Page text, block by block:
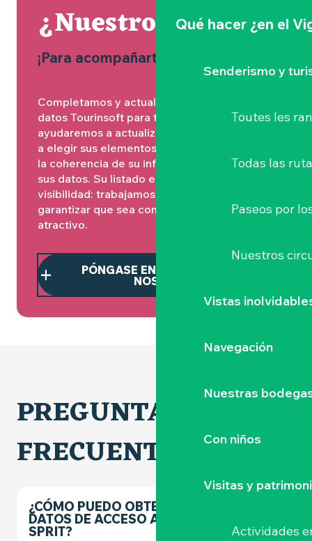
Qué hacer ¿en el
Senderismo y
Toutes les
Todas las
Paseos por
Nuestros
Vistas
Navegación
Nuestras
Con niños
Visitas y
Actividades
¿Nuestro papel?
¡Para acompañarte!
Completamos y actualizamos la base de
datos Tourinsoft para todo el destino. Le
ayudaremos a actualizar su listado e-SPRIT,
a elegir sus elementos visuales, a garantizar
la coherencia de su información y a distribuir
sus datos. Su listado es la base de toda su
visibilidad: trabajamos con usted para
garantizar que sea completo, claro y
atractivo.
PÓNGASE EN CONTACTO CON
NOSOTROS
PREGUNTAS
FRECUENTES
¿CÓMO PUEDO OBTENER MIS
DATOS DE ACCESO A E-
SPRIT?